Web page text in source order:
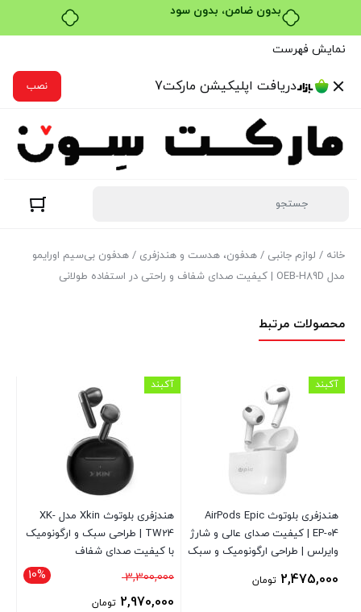
خرید قسطی با ترب‌پی
نمایش فهرست
دریافت اپلیکیشن مارکت7 نصب
خانه / لوازم جانبی / هدفون، هدست و هندزفری / هدفون بی‌سیم اورایمو
مدل OEB-H89D | کیفیت صدای شفاف و راحتی در استفاده طولانی
محصولات مرتبط
هندزفری بلوتوث AirPods Epic
EP-04 | کیفیت صدای عالی و شارژ
وایرلس | طراحی ارگونومیک و سبک
2,475,000 تومان
آکبند
هندزفری بلوتوث Xkin مدل XK-
TW24 | طراحی سبک و ارگونومیک
با کیفیت صدای شفاف
10% 3,300,000قیمت
اصلی2,970,000 تومان
آکبند